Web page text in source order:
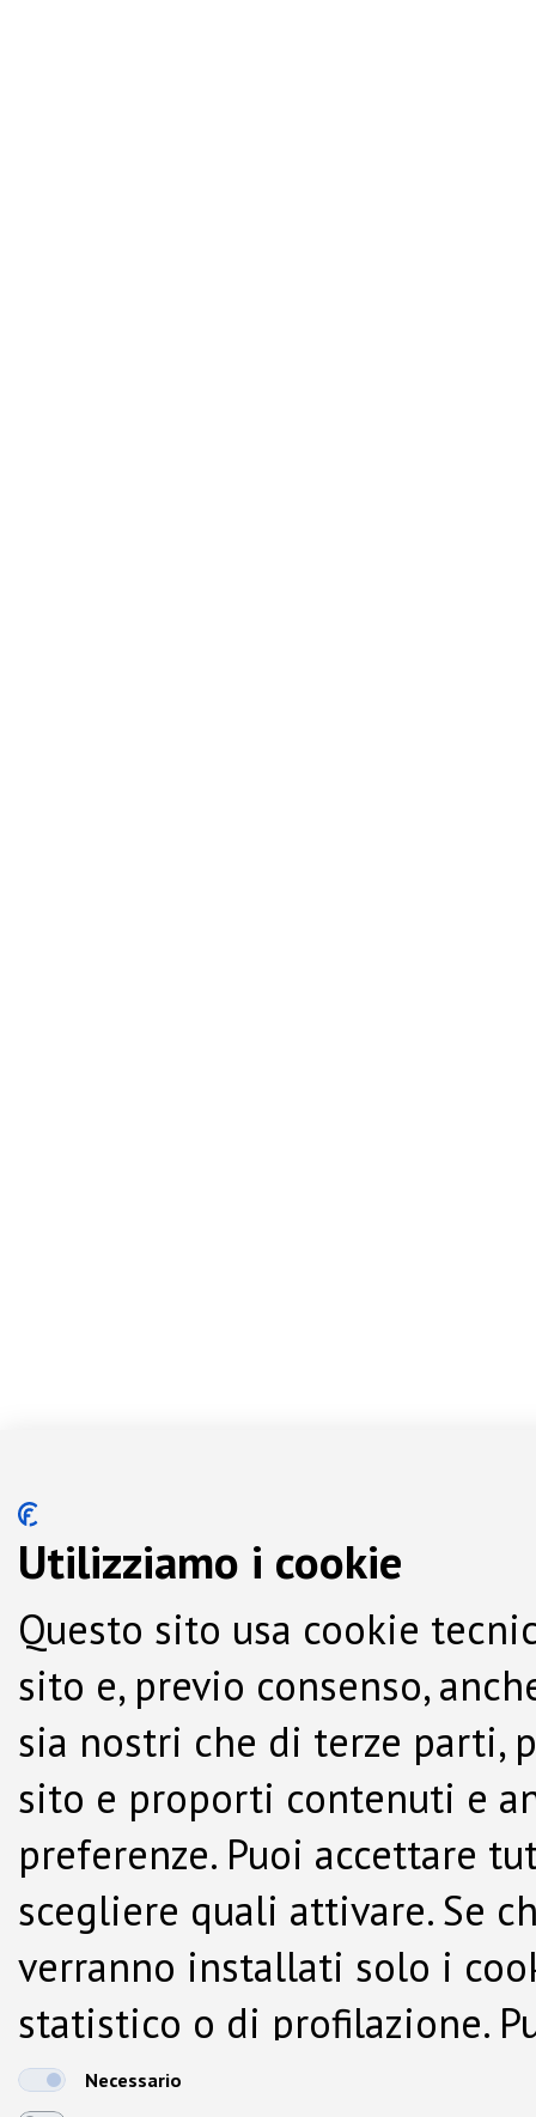
Utilizziamo i cookie
Questo sito usa cookie
sito e, previo consenso,
sia nostri che di terze parti,
sito e proporti contenuti e
preferenze. Puoi accettare
scegliere quali attivare. Se
verranno installati solo i
statistico o di profilazione.
dalla Cookie Policy.
Necessario